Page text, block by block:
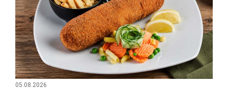
05.08.2026